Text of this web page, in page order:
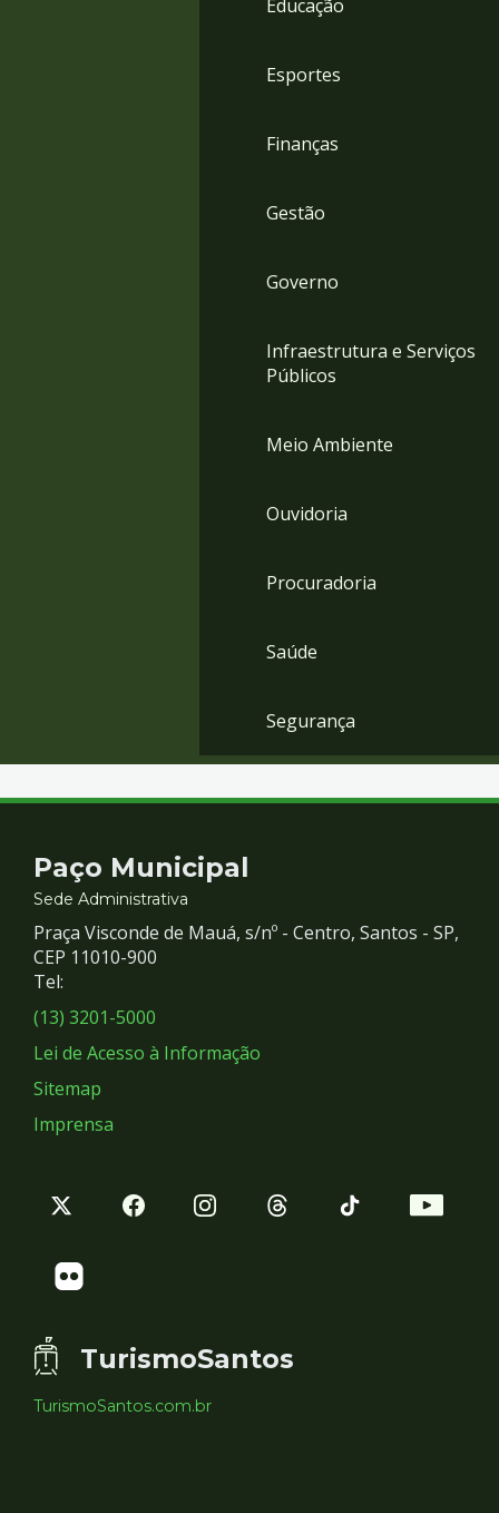
Educação
Esportes
Finanças
Gestão
Governo
Infraestrutura e Serviços
Públicos
Meio Ambiente
Ouvidoria
Procuradoria
Saúde
Segurança
Contato
e
Redes
Sociais
Paço Municipal
Sede Administrativa
Praça Visconde de Mauá, s/nº - Centro, Santos - SP,
CEP 11010-900
Tel:
(13) 3201-5000
Lei de Acesso à Informação
Sitemap
Imprensa
TurismoSantos
TurismoSantos.com.br